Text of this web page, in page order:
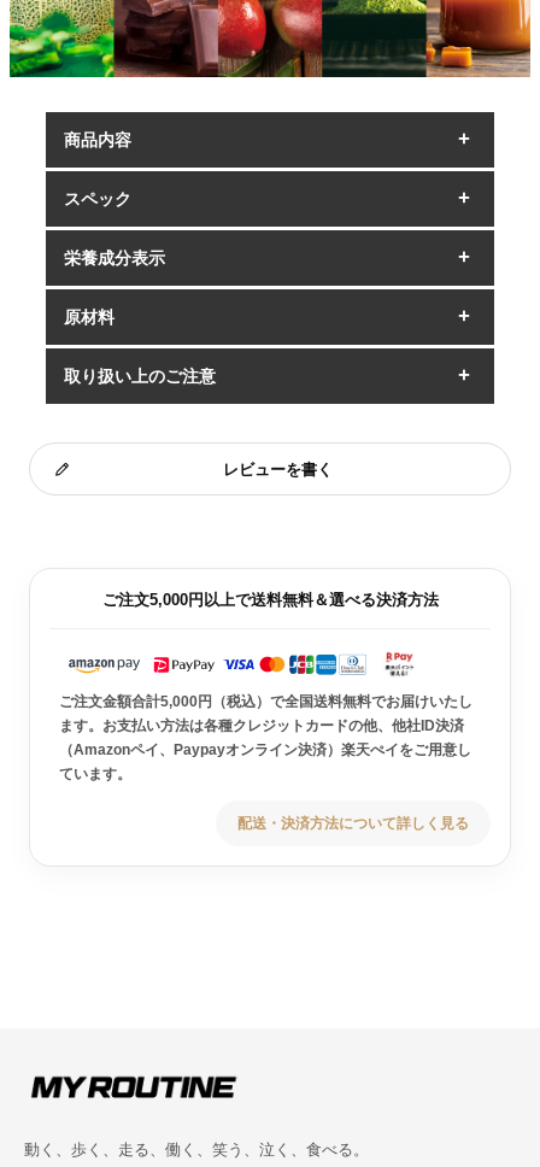
商品内容
スペック
栄養成分表示
原材料
取り扱い上のご注意
レビューを書く
ご注文5,000円以上で送料無料＆選べる決済方法
ご注文金額合計5,000円（税込）で全国送料無料でお届けいたし
ます。お支払い方法は各種クレジットカードの他、他社ID決済
（Amazonペイ、Paypayオンライン決済）楽天ぺイをご用意し
ています。
配送・決済方法について詳しく見る
動く、歩く、走る、働く、笑う、泣く、食べる。